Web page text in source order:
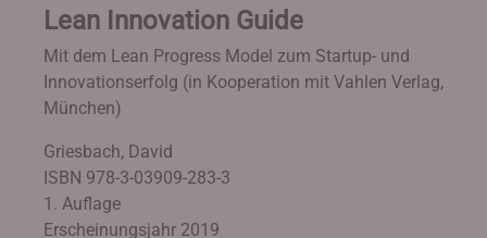
Lean Innovation Guide
Mit dem Lean Progress Model zum Startup- und
Innovationserfolg (in Kooperation mit Vahlen Verlag,
München)
Griesbach, David
ISBN 978-3-03909-283-3
1. Auflage
Erscheinungsjahr 2019